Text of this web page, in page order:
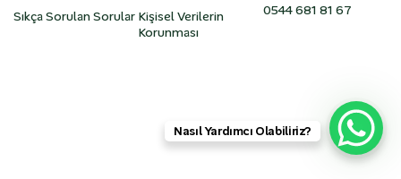
Sıkça Sorulan Sorular Kişisel Verilerin
Korunması
0544 681 81 67
Nasıl Yardımcı Olabiliriz?